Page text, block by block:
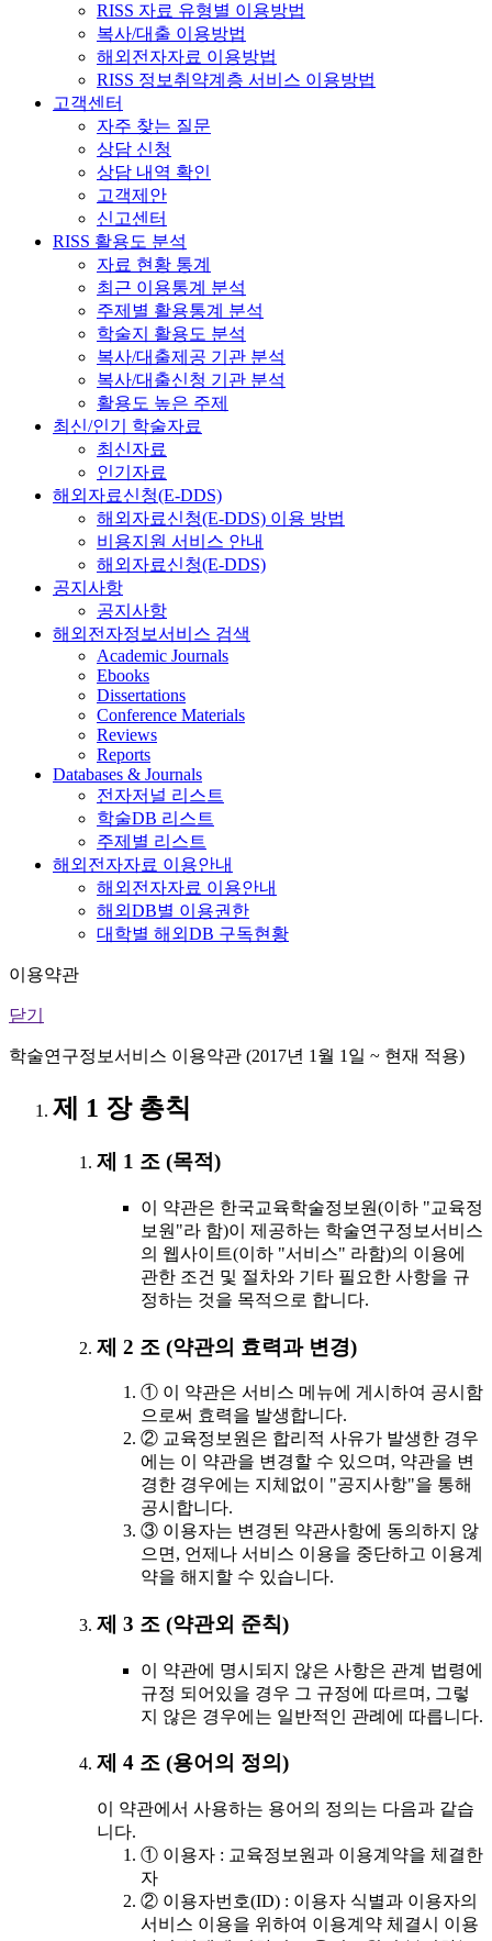
RISS 자료 유형별 이용방법
복사/대출 이용방법
해외전자자료 이용방법
RISS 정보취약계층 서비스 이용방법
고객센터
자주 찾는 질문
상담 신청
상담 내역 확인
고객제안
신고센터
RISS 활용도 분석
자료 현황 통계
최근 이용통계 분석
주제별 활용통계 분석
학술지 활용도 분석
복사/대출제공 기관 분석
복사/대출신청 기관 분석
활용도 높은 주제
최신/인기 학술자료
최신자료
인기자료
해외자료신청(E-DDS)
해외자료신청(E-DDS) 이용 방법
비용지원 서비스 안내
해외자료신청(E-DDS)
공지사항
공지사항
해외전자정보서비스 검색
Academic Journals
Ebooks
Dissertations
Conference Materials
Reviews
Reports
Databases & Journals
전자저널 리스트
학술DB 리스트
주제별 리스트
해외전자자료 이용안내
해외전자자료 이용안내
해외DB별 이용권한
대학별 해외DB 구독현황
이용약관
닫기
학술연구정보서비스 이용약관 (2017년 1월 1일 ~ 현재 적용)
제 1 장 총칙
제 1 조 (목적)
이 약관은 한국교육학술정보원(이하 "교육정
보원"라 함)이 제공하는 학술연구정보서비스
의 웹사이트(이하 "서비스" 라함)의 이용에
관한 조건 및 절차와 기타 필요한 사항을 규
정하는 것을 목적으로 합니다.
제 2 조 (약관의 효력과 변경)
① 이 약관은 서비스 메뉴에 게시하여 공시함
으로써 효력을 발생합니다.
② 교육정보원은 합리적 사유가 발생한 경우
에는 이 약관을 변경할 수 있으며, 약관을 변
경한 경우에는 지체없이 "공지사항"을 통해
공시합니다.
③ 이용자는 변경된 약관사항에 동의하지 않
으면, 언제나 서비스 이용을 중단하고 이용계
약을 해지할 수 있습니다.
제 3 조 (약관외 준칙)
이 약관에 명시되지 않은 사항은 관계 법령에
규정 되어있을 경우 그 규정에 따르며, 그렇
지 않은 경우에는 일반적인 관례에 따릅니다.
제 4 조 (용어의 정의)
이 약관에서 사용하는 용어의 정의는 다음과 같습
니다.
① 이용자 : 교육정보원과 이용계약을 체결한
자
② 이용자번호(ID) : 이용자 식별과 이용자의
서비스 이용을 위하여 이용계약 체결시 이용